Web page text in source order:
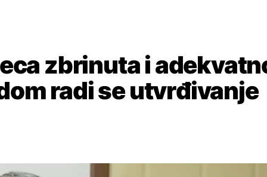
zbrinuta i
radi se utvrđivanje